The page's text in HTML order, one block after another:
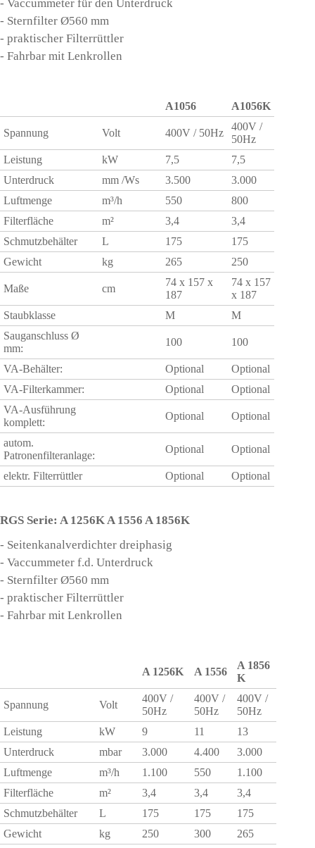
- Vaccummeter für den Unterdruck
- Sternfilter Ø560 mm
- praktischer Filterrüttler
- Fahrbar mit Lenkrollen
A1056 A1056K
Spannung Volt 400V / 50Hz
400V /
50Hz
Leistung
kW 7,5
7,5
Unterdruck
mm /Ws 3.500
3.000
Luftmenge
m³/h 550
800
Filterfläche
m² 3,4
3,4
Schmutzbehälter
L 175
175
Gewicht
kg 265 250
Maße cm
74 x 157 x
187
74 x 157
x 187
Staubklasse
M
M
Sauganschluss Ø
mm:
100 100
VA-Behälter: Optional
Optional
VA-Filterkammer:
Optional
Optional
VA-Ausführung
komplett:
Optional Optional
autom.
Patronenfilteranlage:
Optional Optional
elektr. Filterrüttler Optional Optional
RGS Serie: A 1256K A 1556 A 1856K
- Seitenkanalverdichter dreiphasig
- Vaccummeter f.d. Unterdruck
- Sternfilter Ø560 mm
- praktischer Filterrüttler
- Fahrbar mit Lenkrollen
A 1256K A 1556
A 1856
K
Spannung Volt
400V /
50Hz
400V /
50Hz
400V /
50Hz
Leistung
kW 9 11
13
Unterdruck
mbar 3.000 4.400
3.000
Luftmenge
m³/h 1.100 550
1.100
Filterfläche
m² 3,4 3,4
3,4
Schmutzbehälter
L 175 175
175
Gewicht
kg 250 300 265